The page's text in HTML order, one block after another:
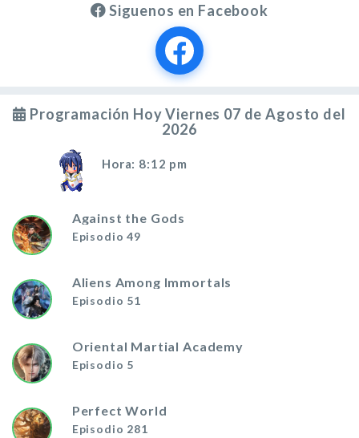
Siguenos en Facebook
Programación Hoy Viernes 07 de Agosto del
2026
Hora: 8:12 pm
Against the Gods
Episodio 49
Aliens Among Immortals
Episodio 51
Oriental Martial Academy
Episodio 5
Perfect World
Episodio 281